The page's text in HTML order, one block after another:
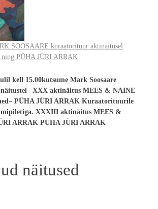
SOOSAARE kuraatorituur aktinäitusel
PÜHA JÜRI ARRAK
kell 15.00kutsume Mark Soosaare
XXX aktinäitus MEES & NAINE
PÜHA JÜRI ARRAK Kuraatorituurile
XXXIII aktinäitus MEES &
ARRAK PÜHA JÜRI ARRAK
näitused